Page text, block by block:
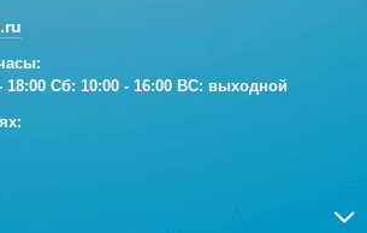
специалистов по монтажу
теплого пола,
ванн и душевых кабин.
18:00 Сб: 10:00 - 16:00 ВС: выходной